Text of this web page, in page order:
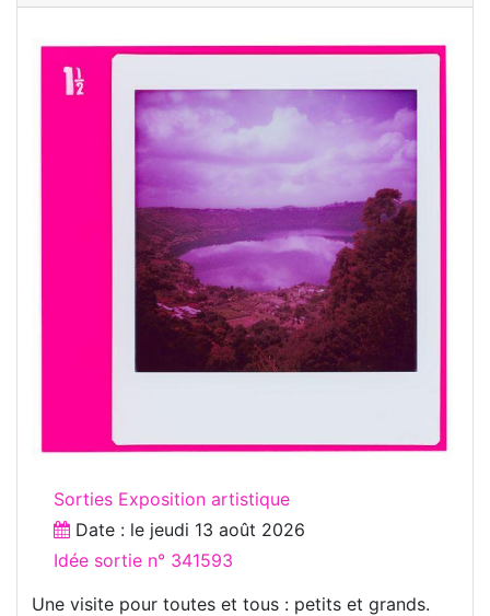
Sorties Exposition artistique
Date : le jeudi 13 août 2026
Idée sortie n° 341593
Une visite pour toutes et tous : petits et grands.